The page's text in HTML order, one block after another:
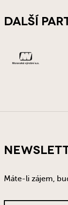
Další
Máte-li zájem,